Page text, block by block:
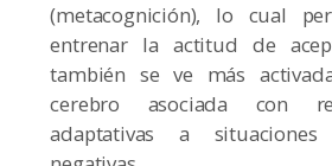
(metacognición), lo cual
entrenar la actitud de
también se ve más
cerebro asociada con
adaptativas a